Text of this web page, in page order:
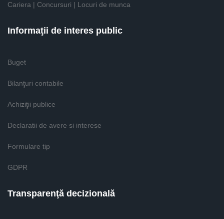
Cariera | Concursuri | Locuri de munca
Informaţii de interes public
Buget
Bilanţuri contabile
Achiziţii publice
Declaratii de avere si interese
Formulare tip
GDPR
Transparenţă decizională